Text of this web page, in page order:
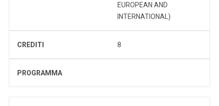
EUROPEAN AND
INTERNATIONAL)
CREDITI 8
PROGRAMMA